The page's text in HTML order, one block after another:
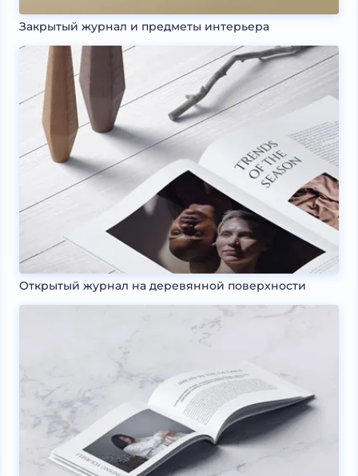
Закрытый журнал и предметы интерьера
Открытый журнал на деревянной поверхности